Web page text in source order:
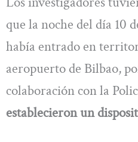
que la noche del día 10
había entrado en
aeropuerto de Bilbao,
colaboración con la
establecieron un